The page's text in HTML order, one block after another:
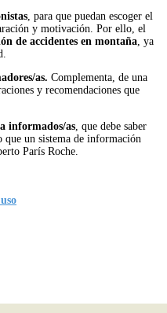
, para que puedan escoger el
y motivación. Por ello, el
de accidentes en montaña, ya
as. Complementa, de una
y recomendaciones que
informados/as, que debe saber
que un sistema de información
París Roche.